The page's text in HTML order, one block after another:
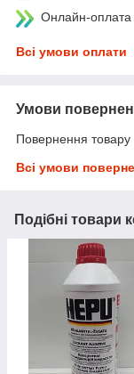
Онлайн-оплата
Всі умови оплати
Умови
Повернення товару
Всі умови
Подібні товари